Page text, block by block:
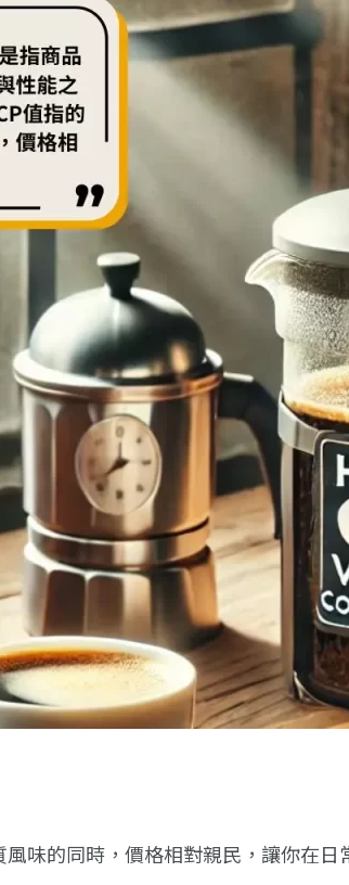
味的同時，價格相對親民，讓你在日